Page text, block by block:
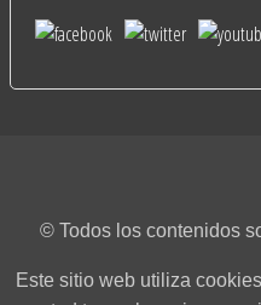
© Todos los contenidos
Este sitio web utiliza